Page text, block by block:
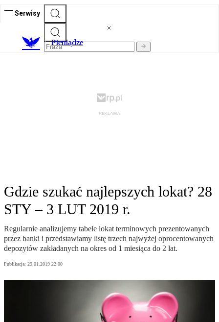
Serwisy
Pieniądze
Gdzie szukać najlepszych lokat? 28
STY – 3 LUT 2019 r.
Regularnie analizujemy tabele lokat terminowych prezentowanych
przez banki i przedstawiamy listę trzech najwyżej oprocentowanych
depozytów zakładanych na okres od 1 miesiąca do 2 lat.
Publikacja: 29.01.2019 22:00